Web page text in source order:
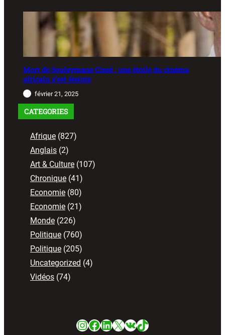
Mort de Souleymane Cissé : une étoile du cinéma
africain s’est éteinte
février 21, 2025
CATEGORIES
Afrique (827)
Anglais (2)
Art & Culture (107)
Chronique (41)
Economie (80)
Economie (21)
Monde (226)
Politique (760)
Politique (205)
Uncategorized (4)
Vidéos (74)
Instagram
Facebook
LinkedIn
X VKTikTok